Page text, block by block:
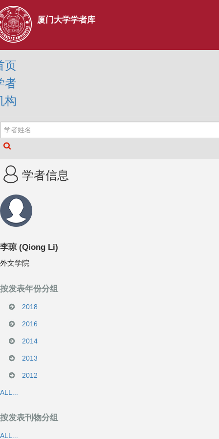
厦门大学学者库
页
者
构
学者信息
李琼 (Qiong Li)
外文学院
按发表年份分组
2018
2016
2014
2013
2012
ALL...
按发表刊物分组
ALL...